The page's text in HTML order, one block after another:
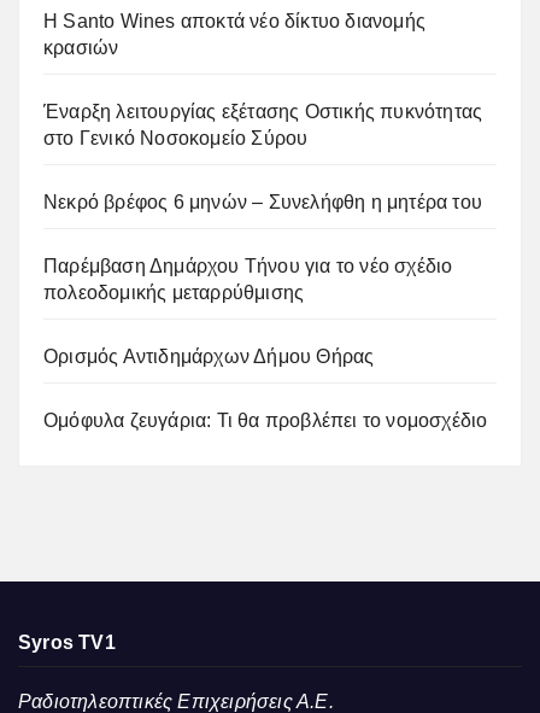
Η Santo Wines αποκτά νέο δίκτυο διανομής
κρασιών
Έναρξη λειτουργίας εξέτασης Οστικής πυκνότητας
στο Γενικό Νοσοκομείο Σύρου
Νεκρό βρέφος 6 μηνών – Συνελήφθη η μητέρα του
Παρέμβαση Δημάρχου Τήνου για το νέο σχέδιο
πολεοδομικής μεταρρύθμισης
Ορισμός Αντιδημάρχων Δήμου Θήρας
Ομόφυλα ζευγάρια: Τι θα προβλέπει το νομοσχέδιο
Syros TV1
Ραδιοτηλεοπτικές Επιχειρήσεις Α.Ε.